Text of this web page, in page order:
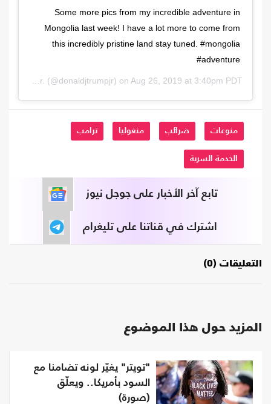
Some more pics from my incredible adventure in
Mongolia last week! I have a lot more to come from
this incredibly pristine land stay tuned. #mongolia
#adventure
Donald Trump Jr. (@donaldjtrumpjr) on Aug 26, 2019 at 3:40pm PDT
منوعات ضرائب منغوليا ترامب
الخدمة السرية
تابع آخر الأخبار على جوجل نيوز
اشترك في قناتنا على تليغرام
التعليقات (0)
المزيد حول هذا الموضوع
"تويتر" يغيّر لونه تضامنا مع
السود بأمريكا.. ويعلّق
(صورة)